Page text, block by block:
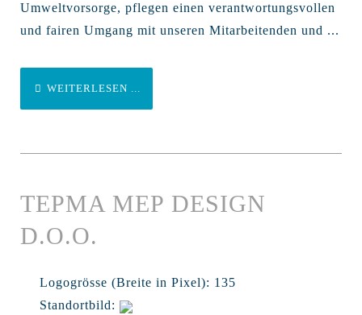
Umweltvorsorge, pflegen einen verantwortungsvollen
und fairen Umgang mit unseren Mitarbeitenden und ...
WEITERLESEN ...
TEPMA MEP DESIGN
D.O.O.
Logogrösse (Breite in Pixel): 135
Standortbild: